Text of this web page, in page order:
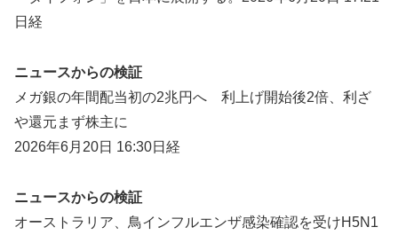
日経
ニュースからの検証
メガ銀の年間配当初の2兆円へ 利上げ開始後2倍、利ざ
や還元まず株主に
2026年6月20日 16:30日経
ニュースからの検証
オーストラリア、鳥インフルエンザ感染確認を受けH5N1